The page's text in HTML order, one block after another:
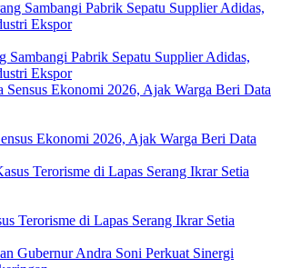
Sambangi Pabrik Sepatu Supplier Adidas,
Ekspor
Ekonomi 2026, Ajak Warga Beri Data
Terorisme di Lapas Serang Ikrar Setia